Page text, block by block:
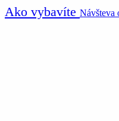
Ako vybavíte Návšteva